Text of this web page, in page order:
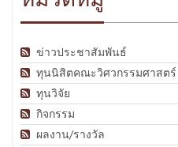
ข่าวประชาสัมพันธ์
ทุนนิสิตคณะวิศวกรรมศาสตร์
ทุนวิจัย
กิจกรรม
ผลงาน/รางวัล